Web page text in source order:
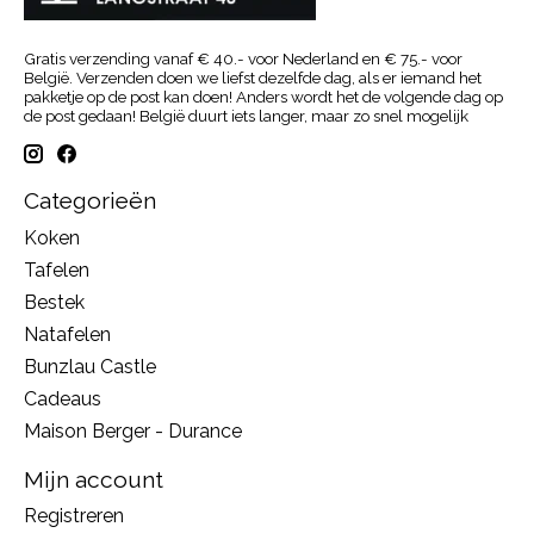
Gratis verzending vanaf € 40.- voor Nederland en € 75.- voor
België. Verzenden doen we liefst dezelfde dag, als er iemand het
pakketje op de post kan doen! Anders wordt het de volgende dag op
de post gedaan! België duurt iets langer, maar zo snel mogelijk
Categorieën
Koken
Tafelen
Bestek
Natafelen
Bunzlau Castle
Cadeaus
Maison Berger - Durance
Mijn account
Registreren